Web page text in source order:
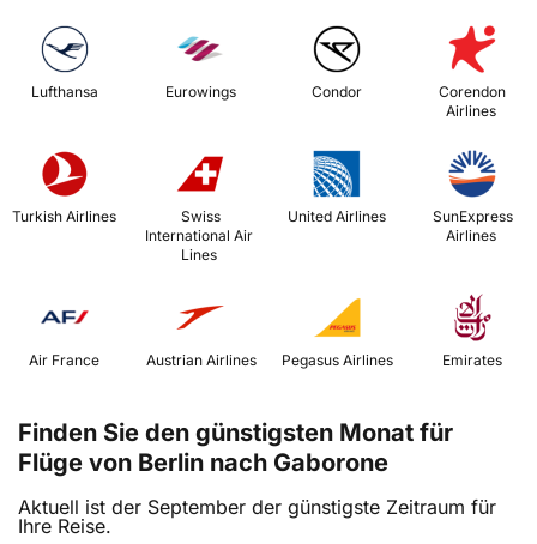
Lufthansa Eurowings Condor
Corendon
Airlines
Turkish Airlines
International Air
Lines
United Airlines
Airlines
Air France Austrian Airlines Emirates
Finden Sie den günstigsten Monat für
Flüge von Berlin nach Gaborone
Aktuell ist der September der günstigste Zeitraum für
Ihre Reise.